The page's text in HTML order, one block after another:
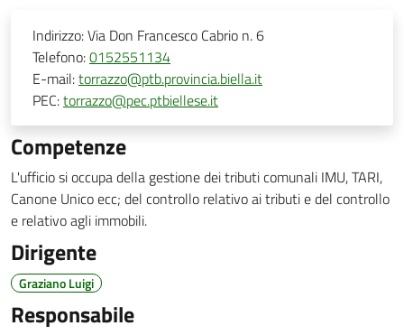
Indirizzo:Via Don Francesco Cabrio n. 6
Telefono:0152551134
E-mail:torrazzo@ptb.provincia.biella.it
PEC:torrazzo@pec.ptbiellese.it
Competenze
L'ufficio si occupa della gestione dei tributi comunali IMU, TARI,
Canone Unico ecc; del controllo relativo ai tributi e del controllo
e relativo agli immobili.
Dirigente
Graziano Luigi
Responsabile